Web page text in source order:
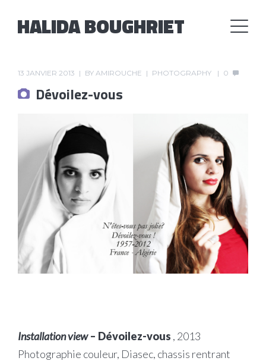
HALIDA BOUGHRIET
13 JANVIER 2013 BY AMIROUCHE PHOTOGRAPHY 0
Dévoilez-vous
Installation view– Dévoilez-vous , 2013
Photographie couleur, Diasec, chassis rentrant